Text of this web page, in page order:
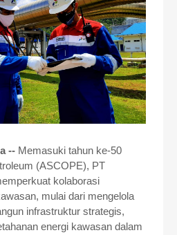
-- Memasuki tahun ke-50
(ASCOPE), PT
kolaborasi
mulai dari mengelola
infrastruktur strategis,
energi kawasan dalam